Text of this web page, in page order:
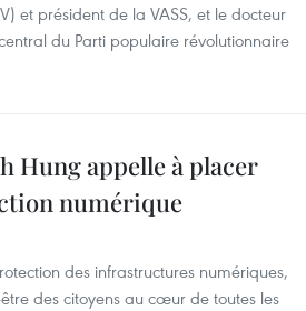
et président de la VASS, et le docteur
du Parti populaire révolutionnaire
Hung appelle à placer
numérique
des infrastructures numériques,
des citoyens au cœur de toutes les